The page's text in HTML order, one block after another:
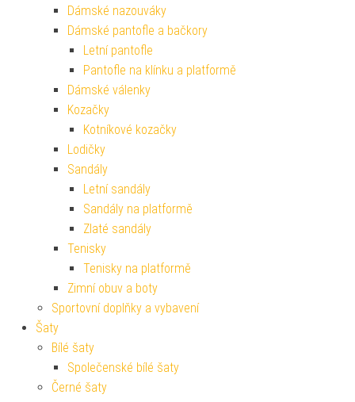
Dámské nazouváky
Dámské pantofle a bačkory
Letní pantofle
Pantofle na klínku a platformě
Dámské válenky
Kozačky
Kotníkové kozačky
Lodičky
Sandály
Letní sandály
Sandály na platformě
Zlaté sandály
Tenisky
Tenisky na platformě
Zimní obuv a boty
Sportovní doplňky a vybavení
Šaty
Bílé šaty
Společenské bílé šaty
Černé šaty